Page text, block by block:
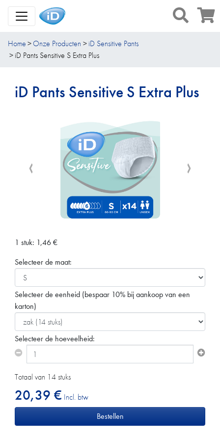
Toggle Navigation
Home Onze Producten
iD Sensitive Pants
iD Pants Sensitive S Extra Plus
iD Pants Sensitive S Extra Plus
1 stuk: 1,46€
Selecteer de maat:
Selecteer de eenheid (bespaar 10% bij aankoop van een
karton)
Selecteer de hoeveelheid:
Totaal van 14 stuks
20,39 € Incl. btw